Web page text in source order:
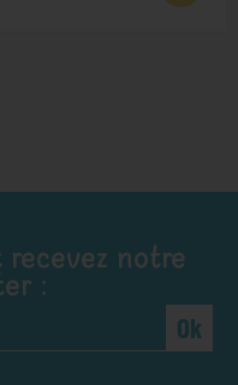
recevez notre
:
Ok